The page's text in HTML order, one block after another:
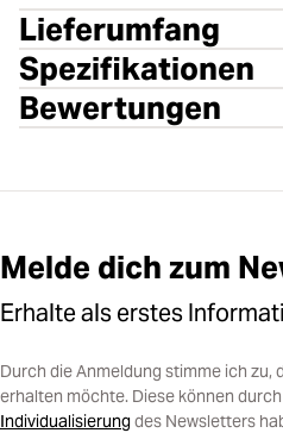
Lieferumfang
Spezifikationen
Bewertungen
Melde dich zum
Erhalte als erstes
Durch die Anmeldung stimme ich
erhalten möchte. Diese können
Individualisierungdes Newsletters